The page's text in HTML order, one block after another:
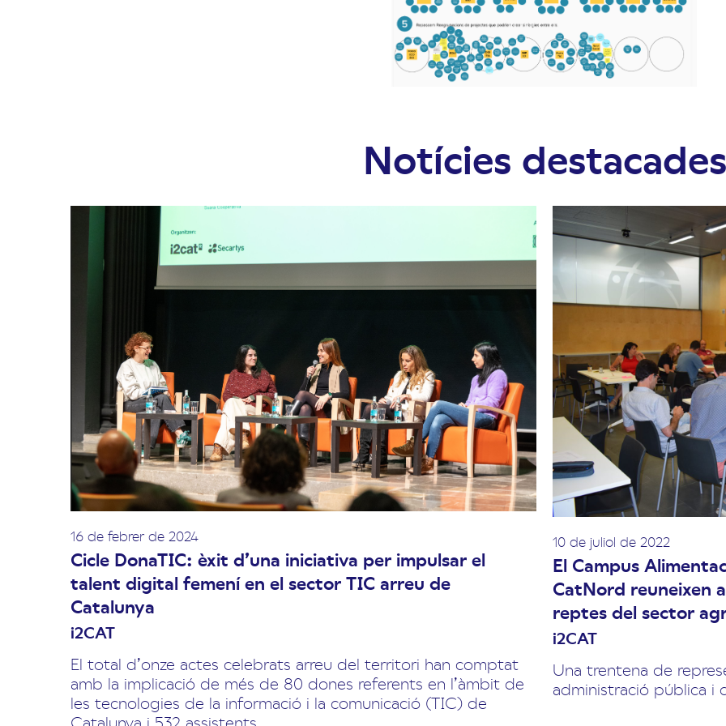
Notícies destacades
16 de febrer de 2024
Cicle DonaTIC: èxit d’una iniciativa per impulsar el
talent digital femení en el sector TIC arreu de
Catalunya
i2CAT
El total d’onze actes celebrats arreu del territori han comptat
amb la implicació de més de 80 dones referents en l’àmbit de
les tecnologies de la informació i la comunicació (TIC) de
Catalunya i 532 assistents
10 de juliol de 2022
El Campus
CatNord reuneixen
reptes del sector
i2CAT
Una trentena de
administració pública i